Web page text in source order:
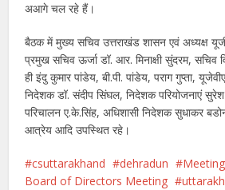
अआगे चल रहे हैं।
बैठक में मुख्य सचिव उत्तराखंड शासन एवं अध्यक्ष
प्रमुख सचिव ऊर्जा डॉ. आर. मिनाक्षी सुंदरम, सचिव
ही इंदु कुमार पांडेय, बी.पी. पांडेय, पराग गुप्ता,
निदेशक डॉ. संदीप सिंघल, निदेशक परियोजनाएं
परिचालन ए.के.सिंह, अधिशासी निदेशक सुधाकर
आत्रेय आदि उपस्थित रहे।
csuttarakhand dehradun Meeting
Board of Directors Meeting